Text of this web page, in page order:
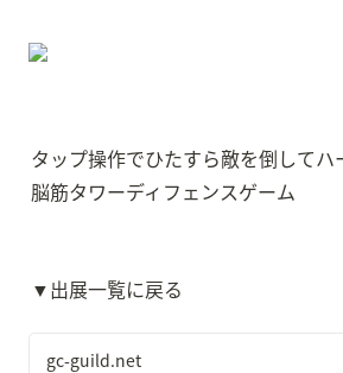
タップ操作でひたすら敵を倒してハ
脳筋タワーディフェンスゲーム
▼出展一覧に戻る
gc-guild.net